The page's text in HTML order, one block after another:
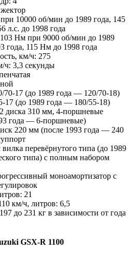
10000 об/мин до 1989 года, 145
л.с. до 1998 года
Нм при 9000 об/мин до 1989
года, 115 Нм до 1998 года
км/ч: 275
ч: 3,3 секунды
70-17 (до 1989 года — 120/70-18)
17 (до 1989 года — 180/55-18)
диска 310 мм, 4-поршневые
года — 6-поршневые)
220 мм (после 1993 года — 240
перевёрнутого типа (до 1989
типа) с полным набором
моноамортизатор с
21
км/ч, литров: 6,5
до 231 кг в зависимости от года
GSX-R 1100